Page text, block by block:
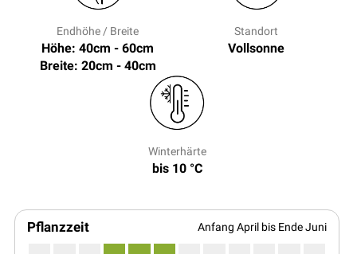
Endhöhe / Breite
Höhe: 40cm - 60cm
Breite: 20cm - 40cm
Standort
Vollsonne
Winterhärte
bis 10 °C
Pflanzzeit Anfang April bis Ende Juni